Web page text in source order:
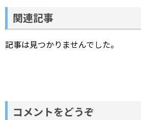
関連記事
記事は見つかりませんでした。
コメントをどうぞ